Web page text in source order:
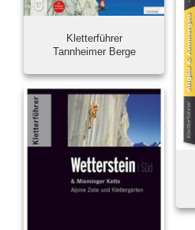
Kletterführer
Tannheimer Berge